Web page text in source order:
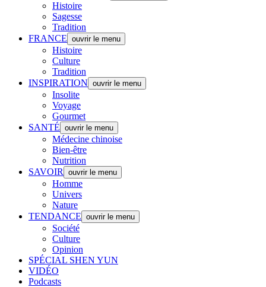
Histoire
Sagesse
Tradition
FRANCE ouvrir le menu
Histoire
Culture
Tradition
INSPIRATION ouvrir le menu
Insolite
Voyage
Gourmet
SANTÉ ouvrir le menu
Médecine chinoise
Bien-être
Nutrition
SAVOIR
ouvrir le menu
Homme
Univers
Nature
TENDANCE ouvrir le menu
Société
Culture
Opinion
SPÉCIAL SHEN YUN
VIDÉO
Podcasts